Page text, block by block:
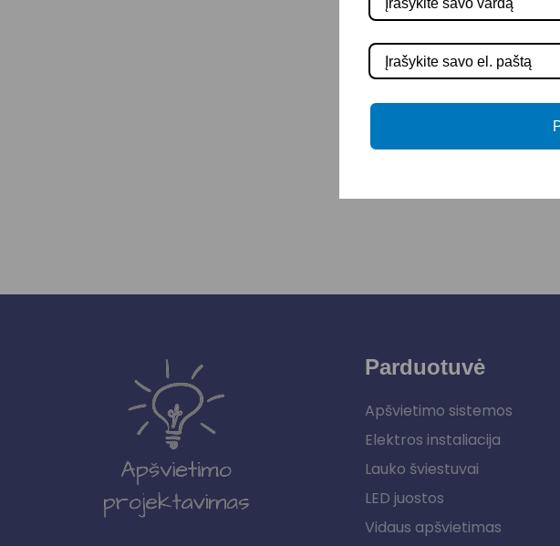
Parduotuvė
Apšvietimo sistemos
Elektros instaliacija
Lauko šviestuvai
LED juostos
Vidaus apšvietimas